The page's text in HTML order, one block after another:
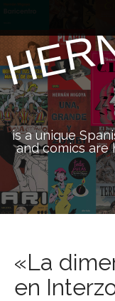
n
m
e
n
u
i
p
t
o
c
o
n
e
t
HER
is a unique
and comics are
«La
en